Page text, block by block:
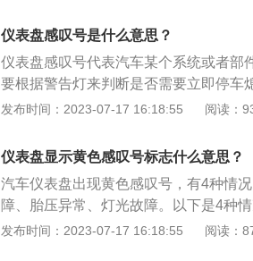
灯就会亮起。需检查汽车胎压，将胎压
感叹号，这是灯光故障指示灯，提示有
查处理，也可以自行检查，重点检查是
驻车传感器故障。解决办法：先到车外
起，建议尽快去修理厂进行维修。第三
法：即时观察车轮是否被扎或者漏气，
维修店、美容店或者路边洗车等，店家
仪表盘感叹号是什么意思？
仪表盘感叹号代表汽车某个系统或者部
要根据警告灯来判断是否需要立即停车
己行驶到4S店进行维修。常见的故障指
刮器故障指示灯。制动系统指示灯亮起
起几秒钟，启动发动机后熄灭；2、当
液面过低，行驶过程中亮起；4、动力
发布时间：2023-07-17 16:18:55 阅读：
仪表盘显示黄色感叹号标志什么意思？
汽车仪表盘出现黄色感叹号，有4种情
障、胎压异常、灯光故障。以下是4种
有感叹号，如果这个符号亮起，代表汽
发布时间：2023-07-17 16:18:55 阅读：